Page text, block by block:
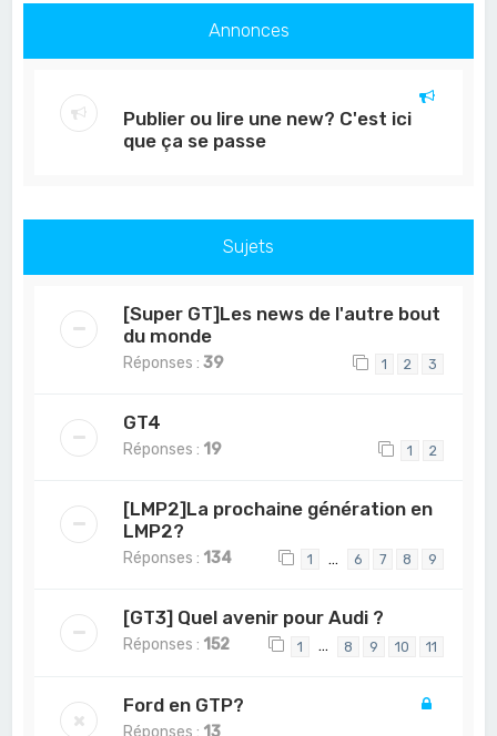
Annonces
Publier ou lire une new? C'est ici
que ça se passe
Sujets
[Super GT]Les news de l'autre bout
du monde
Réponses :39 1 2 3
GT4
Réponses : 19 1 2
[LMP2]La prochaine génération en
LMP2?
Réponses : 134 1 … 6 7 8 9
[GT3] Quel avenir pour Audi ?
Réponses : 152 1 … 8 9 10 11
Ford en GTP?
Réponses : 13